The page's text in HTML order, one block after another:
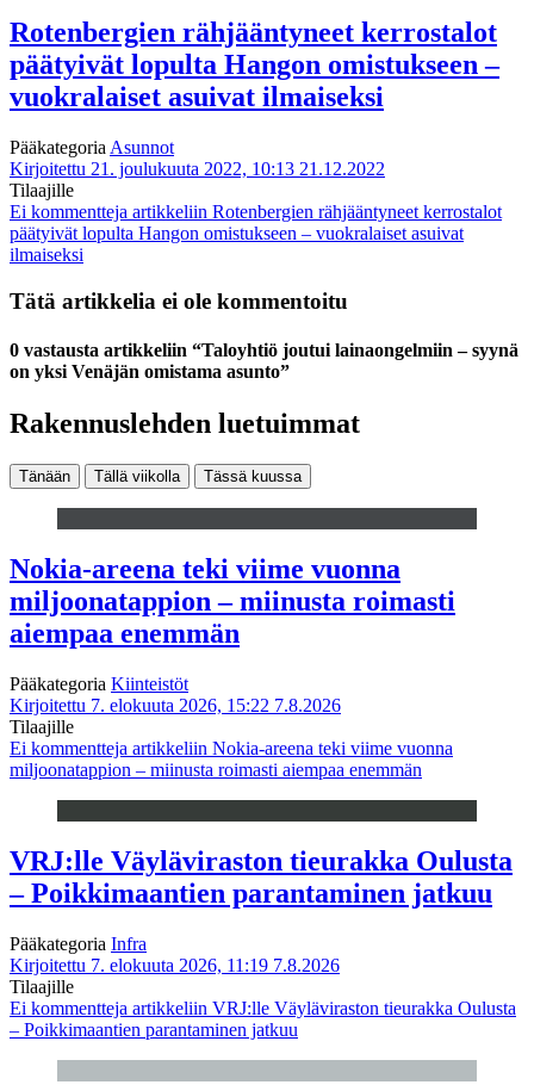
Rotenbergien rähjääntyneet kerros­talot
päätyivät lopulta Hangon omistukseen –
vuokralaiset asuivat ilmaiseksi
Pääkategoria Asunnot
Kirjoitettu 21. joulukuuta 2022, 10:13 21.12.2022
Tilaajille
Ei kommentteja artikkeliin Rotenbergien rähjääntyneet kerros­talot
päätyivät lopulta Hangon omistukseen – vuokralaiset asuivat
ilmaiseksi
Tätä artikkelia ei ole kommentoitu
0 vastausta artikkeliin “Talo­yhtiö joutui lainaongelmiin – syynä
on yksi Venäjän omistama asunto”
Rakennuslehden luetuimmat
Tänään Tällä viikolla Tässä kuussa
Nokia-areena teki viime vuonna
miljoonatappion – miinusta roimasti
aiempaa enemmän
Pääkategoria Kiinteistöt
Kirjoitettu 7. elokuuta 2026, 15:22 7.8.2026
Tilaajille
Ei kommentteja artikkeliin Nokia-areena teki viime vuonna
miljoonatappion – miinusta roimasti aiempaa enemmän
VRJ:lle Väyläviraston tieurakka Oulusta
– Poikkimaantien parantaminen jatkuu
Pääkategoria Infra
Kirjoitettu 7. elokuuta 2026, 11:19 7.8.2026
Tilaajille
Ei kommentteja artikkeliin VRJ:lle Väyläviraston tieurakka Oulusta
– Poikkimaantien parantaminen jatkuu